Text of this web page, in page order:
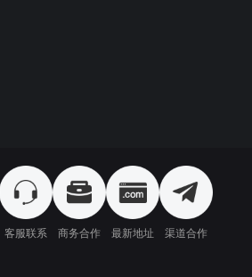
客服联系
商务合作 最新地址 渠道合作